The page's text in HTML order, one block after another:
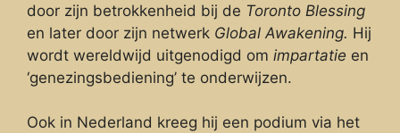
door zijn betrokkenheid bij de Toronto Blessing
en later door zijn netwerk Global Awakening. Hij
wordt wereldwijd uitgenodigd om impartatie en
‘genezingsbediening’ te onderwijzen.
Ook in Nederland kreeg hij een podium via het